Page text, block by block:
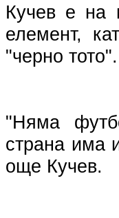
Кучев е на
елемент,
"черно тото".
"Няма
страна има
още Кучев.